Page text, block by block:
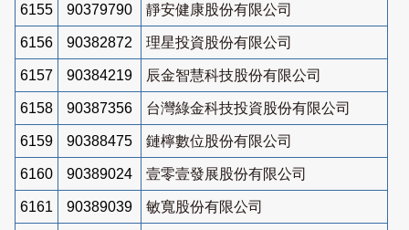
6155 90379790 靜安健康股份有限公司
6156 90382872 理星投資股份有限公司
6157 90384219 辰金智慧科技股份有限公司
6158 90387356 台灣綠金科技投資股份有限公司
6159 90388475 鏈檸數位股份有限公司
6160 90389024 壹零壹發展股份有限公司
6161 90389039 敏寬股份有限公司